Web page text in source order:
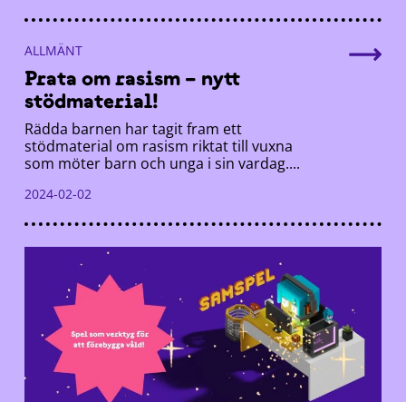
ALLMÄNT
Prata om rasism – nytt
stödmaterial!
Rädda barnen har tagit fram ett
stödmaterial om rasism riktat till vuxna
som möter barn och unga i sin vardag....
2024-02-02